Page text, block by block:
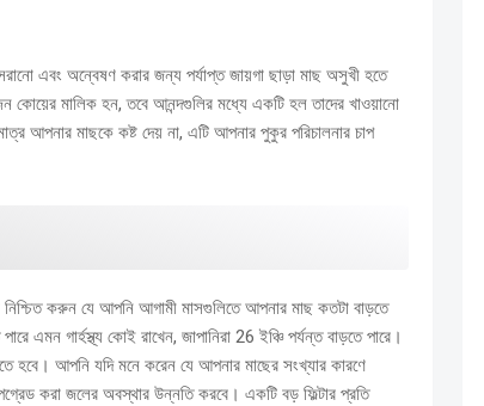
এবং অন্বেষণ করার জন্য পর্যাপ্ত জায়গা ছাড়া মাছ অসুখী হতে
কোয়ের মালিক হন, তবে আনন্দগুলির মধ্যে একটি হল তাদের খাওয়ানো
আপনার মাছকে কষ্ট দেয় না, এটি আপনার পুকুর পরিচালনার চাপ
করুন যে আপনি আগামী মাসগুলিতে আপনার মাছ কতটা বাড়তে
এমন গার্হস্থ্য কোই রাখেন, জাপানিরা 26 ইঞ্চি পর্যন্ত বাড়তে পারে।
হবে। আপনি যদি মনে করেন যে আপনার মাছের সংখ্যার কারণে
করা জলের অবস্থার উন্নতি করবে। একটি বড় ফিল্টারপ্রতি